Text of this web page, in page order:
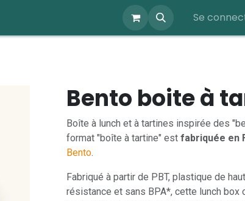
Se
Bento boite à
Boîte à lunch et à tartines inspirée des
format "boîte à tartine" est fabriquée en
Bento.
Fabriqué à partir de PBT, plastique de
résistance et sans BPA*, cette lunch box